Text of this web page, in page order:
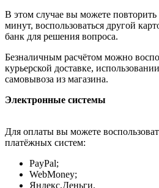
В этом случае вы можете повторить
минут, воспользоваться другой
банк для решения вопроса.
Безналичным расчётом можно
курьерской доставке,
самовывоза из магазина.
Электронные системы
Для оплаты вы можете
платёжных систем:
PayPal;
WebMoney;
Яндекс.Деньги.